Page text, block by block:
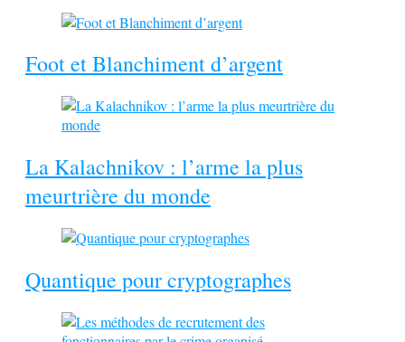
Foot et Blanchiment d’argent
La Kalachnikov : l’arme la plus
meurtrière du monde
Quantique pour cryptographes